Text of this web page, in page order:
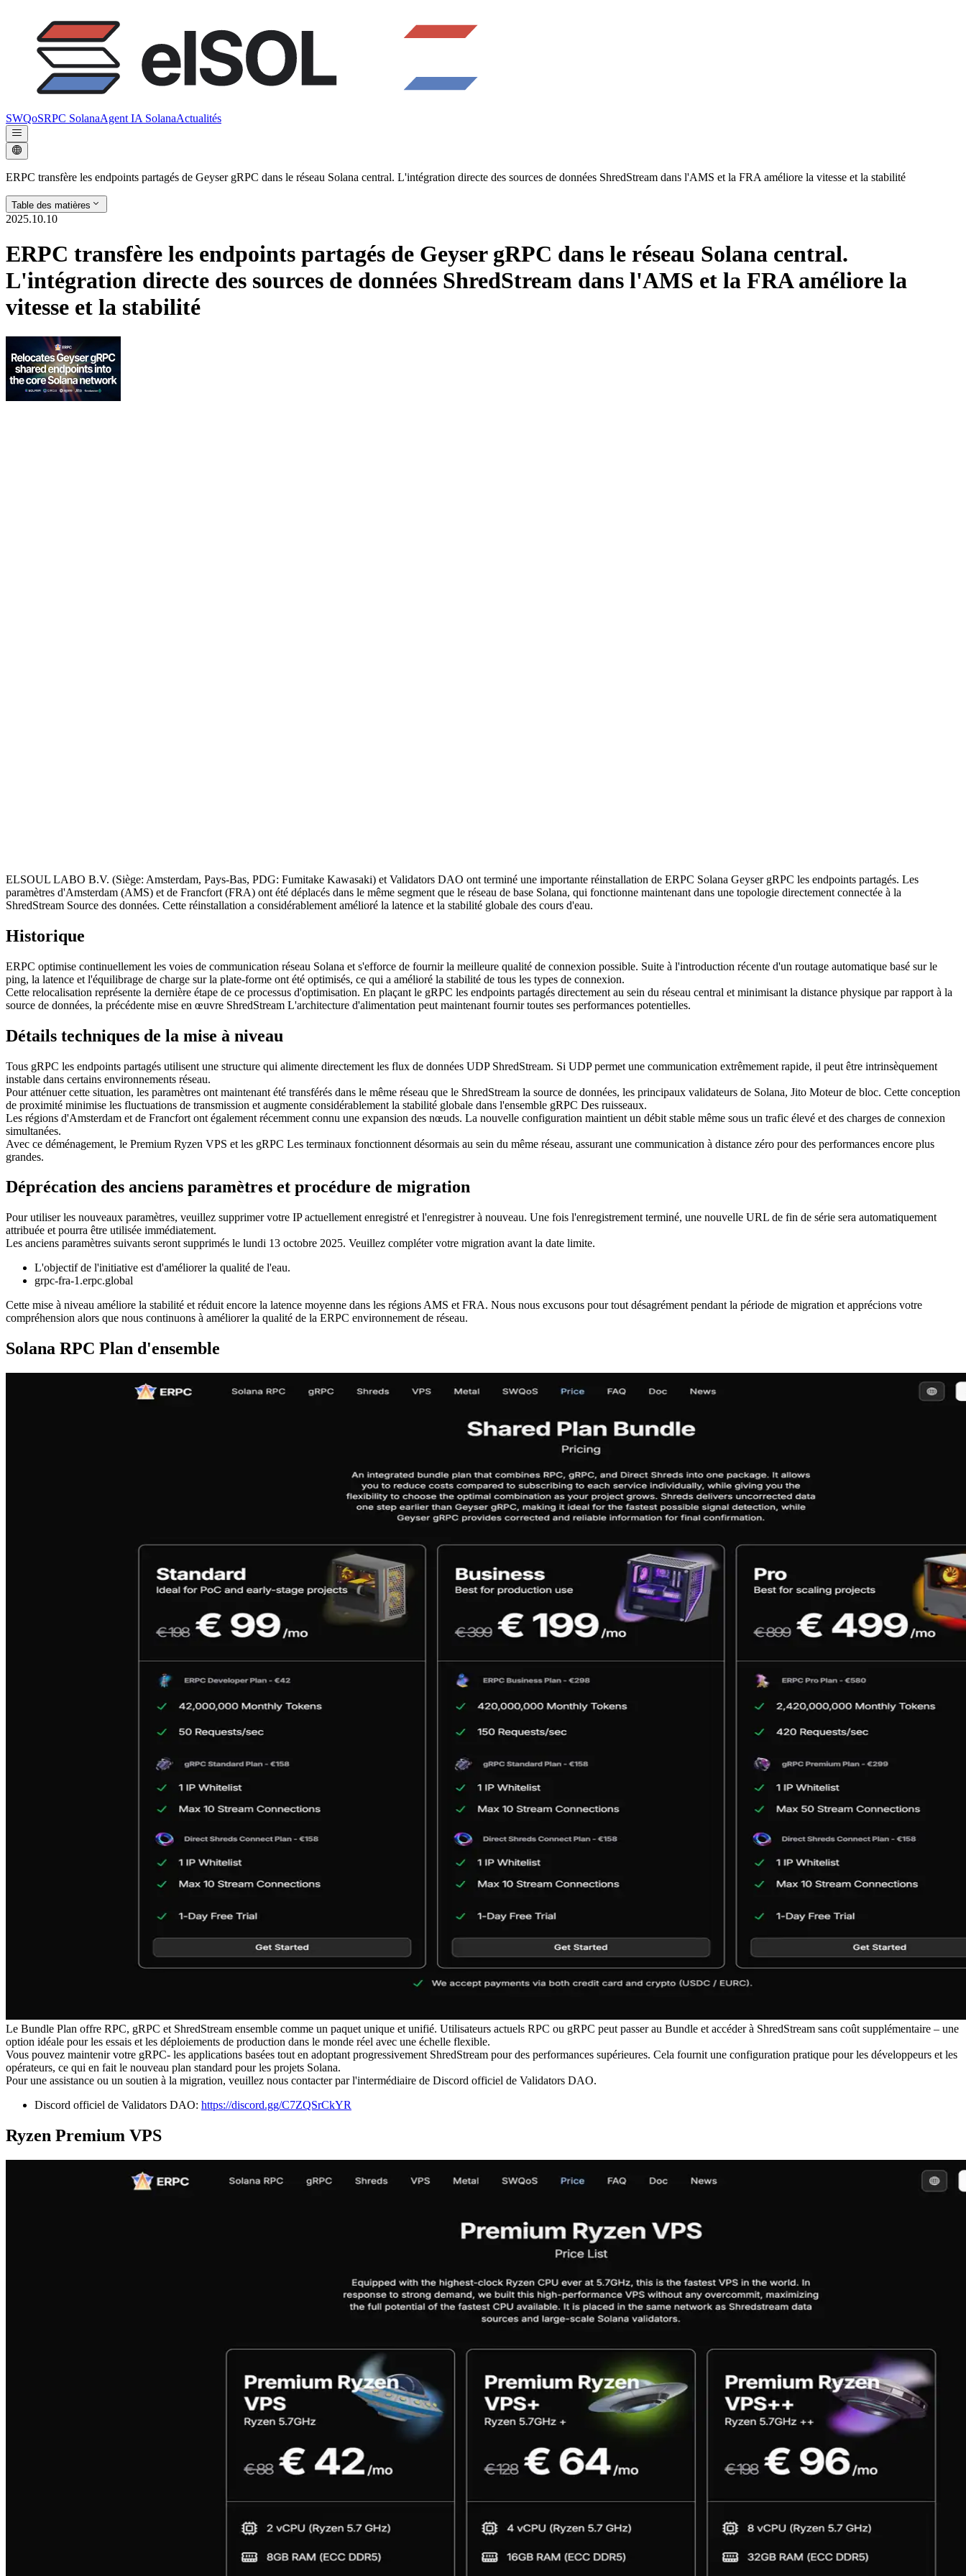
SWQoSRPC SolanaAgent IA SolanaActualités
ERPC transfère les endpoints partagés de Geyser gRPC dans le réseau Solana central. L'intégration directe des sources de données ShredStream dans l'AMS et la FRA améliore la vitesse et la stabilité
Table des matières
2025.10.10
ERPC transfère les endpoints partagés de Geyser gRPC dans le réseau Solana central.
L'intégration directe des sources de données ShredStream dans l'AMS et la FRA améliore la
vitesse et la stabilité
ELSOUL LABO B.V. (Siège: Amsterdam, Pays-Bas, PDG: Fumitake Kawasaki) et Validators DAO ont terminé une importante réinstallation de ERPC Solana Geyser gRPC les endpoints partagés. Les
paramètres d'Amsterdam (AMS) et de Francfort (FRA) ont été déplacés dans le même segment que le réseau de base Solana, qui fonctionne maintenant dans une topologie directement connectée à la
ShredStream Source des données. Cette réinstallation a considérablement amélioré la latence et la stabilité globale des cours d'eau.
Historique
ERPC optimise continuellement les voies de communication réseau Solana et s'efforce de fournir la meilleure qualité de connexion possible. Suite à l'introduction récente d'un routage automatique basé sur le
ping, la latence et l'équilibrage de charge sur la plate-forme ont été optimisés, ce qui a amélioré la stabilité de tous les types de connexion.
Cette relocalisation représente la dernière étape de ce processus d'optimisation. En plaçant le gRPC les endpoints partagés directement au sein du réseau central et minimisant la distance physique par rapport à la
source de données, la précédente mise en œuvre ShredStream L'architecture d'alimentation peut maintenant fournir toutes ses performances potentielles.
Détails techniques de la mise à niveau
Tous gRPC les endpoints partagés utilisent une structure qui alimente directement les flux de données UDP ShredStream. Si UDP permet une communication extrêmement rapide, il peut être intrinsèquement
instable dans certains environnements réseau.
Pour atténuer cette situation, les paramètres ont maintenant été transférés dans le même réseau que le ShredStream la source de données, les principaux validateurs de Solana, Jito Moteur de bloc. Cette conception
de proximité minimise les fluctuations de transmission et augmente considérablement la stabilité globale dans l'ensemble gRPC Des ruisseaux.
Les régions d'Amsterdam et de Francfort ont également récemment connu une expansion des nœuds. La nouvelle configuration maintient un débit stable même sous un trafic élevé et des charges de connexion
simultanées.
Avec ce déménagement, le Premium Ryzen VPS et les gRPC Les terminaux fonctionnent désormais au sein du même réseau, assurant une communication à distance zéro pour des performances encore plus
grandes.
Déprécation des anciens paramètres et procédure de migration
Pour utiliser les nouveaux paramètres, veuillez supprimer votre IP actuellement enregistré et l'enregistrer à nouveau. Une fois l'enregistrement terminé, une nouvelle URL de fin de série sera automatiquement
attribuée et pourra être utilisée immédiatement.
Les anciens paramètres suivants seront supprimés le lundi 13 octobre 2025. Veuillez compléter votre migration avant la date limite.
L'objectif de l'initiative est d'améliorer la qualité de l'eau.
grpc-fra-1.erpc.global
Cette mise à niveau améliore la stabilité et réduit encore la latence moyenne dans les régions AMS et FRA. Nous nous excusons pour tout désagrément pendant la période de migration et apprécions votre
compréhension alors que nous continuons à améliorer la qualité de la ERPC environnement de réseau.
Solana RPC Plan d'ensemble
Le Bundle Plan offre RPC, gRPC et ShredStream ensemble comme un paquet unique et unifié. Utilisateurs actuels RPC ou gRPC peut passer au Bundle et accéder à ShredStream sans coût supplémentaire – une
option idéale pour les essais et les déploiements de production dans le monde réel avec une échelle flexible.
Vous pouvez maintenir votre gRPC- les applications basées tout en adoptant progressivement ShredStream pour des performances supérieures. Cela fournit une configuration pratique pour les développeurs et les
opérateurs, ce qui en fait le nouveau plan standard pour les projets Solana.
Pour une assistance ou un soutien à la migration, veuillez nous contacter par l'intermédiaire de Discord officiel de Validators DAO.
Discord officiel de Validators DAO: https://discord.gg/C7ZQSrCkYR
Ryzen Premium VPS